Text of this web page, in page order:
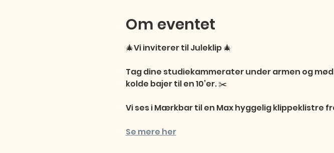
Om eventet
🎄Vi inviterer til Juleklip 🎄
Tag dine studiekammerater under armen og mød
kolde bajer til en 10’er. ✂️
Vi ses i Mærkbar til en Max hyggelig klippeklistre
Se mere her